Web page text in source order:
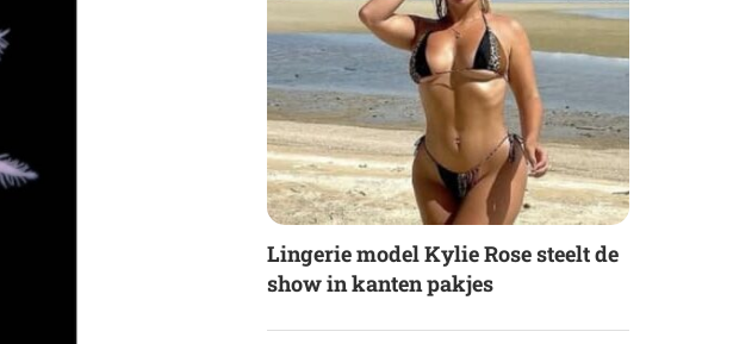
Lingerie model Kylie Rose steelt de
show in kanten pakjes